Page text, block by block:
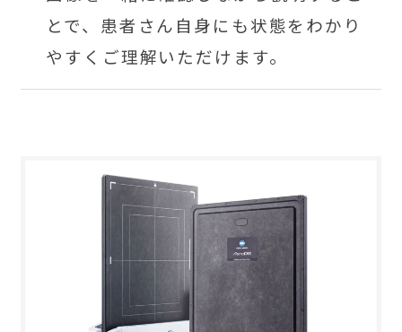
とで、患者さん自身にも状態をわかり
やすくご理解いただけます。